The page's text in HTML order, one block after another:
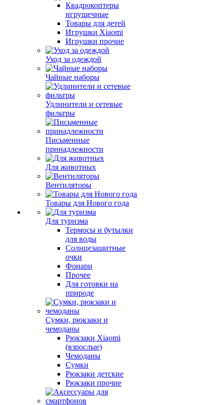
Квадрокоптеры
игрушечные
Товары для детей
Игрушки Xiaomi
Игрушки прочие
Уход за одеждой
Чайные наборы
Удлинители и сетевые
фильтры
Письменные
принадлежности
Для животных
Вентиляторы
Товары для Нового года
Для туризма
Термосы и бутылки
для воды
Солнцезащитные
очки
Фонари
Прочее
Для готовки на
природе
Сумки, рюкзаки и
чемоданы
Рюкзаки Xiaomi
(взрослые)
Чемоданы
Сумки
Рюкзаки детские
Рюкзаки прочие